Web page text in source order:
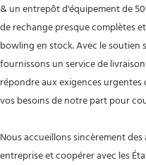
& un entrepôt d'équipement de
de rechange presque complètes
bowling en stock. Avec le soutien
fournissons un service de
répondre aux exigences
vos besoins de notre part pour
Nous accueillons sincèrement
entreprise et coopérer avec les